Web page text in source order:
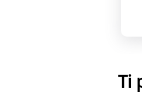
Ti